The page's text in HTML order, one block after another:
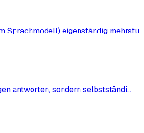
Sprachmodell) eigenständig mehrstu…
antworten, sondern selbstständi…